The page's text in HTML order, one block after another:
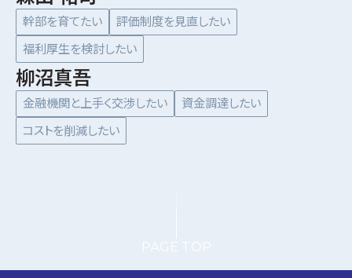
幹部を育てたい
評価制度を見直したい
福利厚生を検討したい
柳沼真吾
金融機関と上手く交渉したい
資金調達したい
コストを削減したい